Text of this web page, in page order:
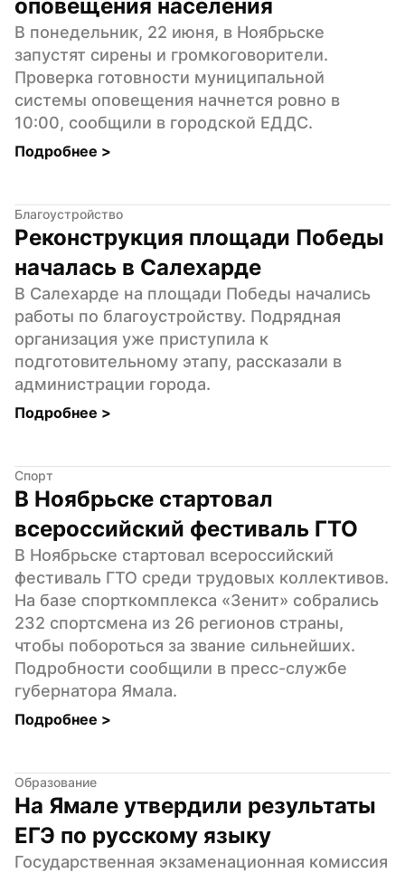
оповещения населения
В понедельник, 22 июня, в Ноябрьске
запустят сирены и громкоговорители.
Проверка готовности муниципальной
системы оповещения начнется ровно в
10:00, сообщили в городской ЕДДС.
Подробнее >
Благоустройство
Реконструкция площади Победы
началась в Салехарде
В Салехарде на площади Победы начались
работы по благоустройству. Подрядная
организация уже приступила к
подготовительному этапу, рассказали в
администрации города.
Подробнее >
Спорт
В Ноябрьске стартовал
всероссийский фестиваль ГТО
В Ноябрьске стартовал всероссийский
фестиваль ГТО среди трудовых коллективов.
На базе спорткомплекса «Зенит» собрались
232 спортсмена из 26 регионов страны,
чтобы побороться за звание сильнейших.
Подробности сообщили в пресс-службе
губернатора Ямала.
Подробнее >
Образование
На Ямале утвердили результаты
ЕГЭ по русскому языку
Государственная экзаменационная комиссия